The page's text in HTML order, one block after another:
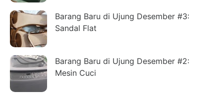
Barang Baru di Ujung Desember #3:
Sandal Flat
Barang Baru di Ujung Desember #2:
Mesin Cuci